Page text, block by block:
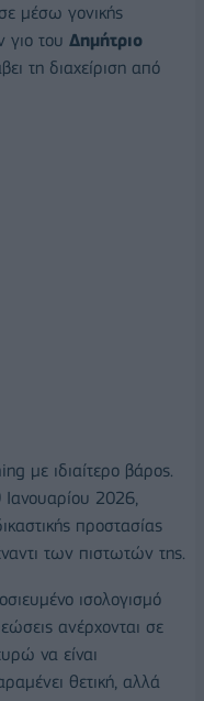
μέσω γονικής
γιο του Δημήτριο
τη διαχείριση από
με ιδιαίτερο βάρος.
Ιανουαρίου 2026,
προστασίας
των πιστωτών της.
ισολογισμό
ανέρχονται σε
να είναι
θετική, αλλά